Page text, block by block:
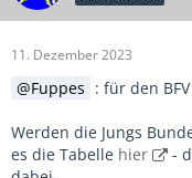
11. Dezember 2023
Fuppes : für den
Werden die Jungs
es die Tabelle hier
-